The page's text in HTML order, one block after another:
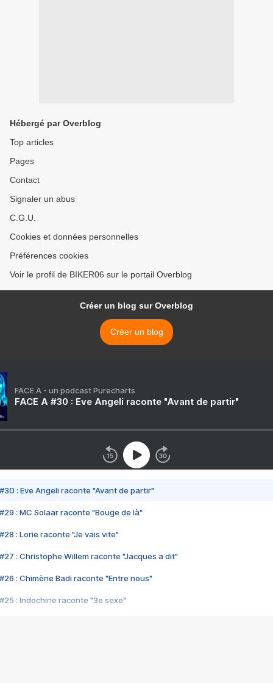
Hébergé par Overblog
Top articles
Pages
Contact
Signaler un abus
C.G.U.
Cookies et données personnelles
Préférences cookies
Voir le profil de BIKER06 sur le portail Overblog
Créer un blog sur Overblog
Créer un blog
FACE A - un podcast Purecharts
FACE A #30 : Eve Angeli raconte "Avant de partir"
#30 : Eve Angeli raconte "Avant de partir"
#29 : MC Solaar raconte "Bouge de là"
#28 : Lorie raconte "Je vais vite"
#27 : Christophe Willem raconte "Jacques a dit"
#26 : Chimène Badi raconte "Entre nous"
#25 : Indochine raconte "3e sexe"